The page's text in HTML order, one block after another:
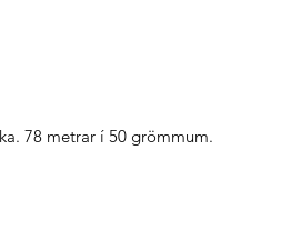
78 metrar í 50 grömmum.